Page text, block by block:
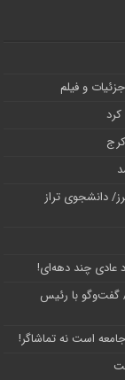
و فیلم
دانشجوی تراز
عادی چند‌ دهه‌ای!
گفت‌وگو با رئیس
است نه تماشاگر!